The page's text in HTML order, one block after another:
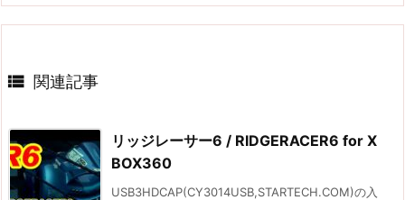
 関連記事
リッジレーサー6 / RIDGERACER6 for X
BOX360
USB3HDCAP(CY3014USB,STARTECH.COM)の入